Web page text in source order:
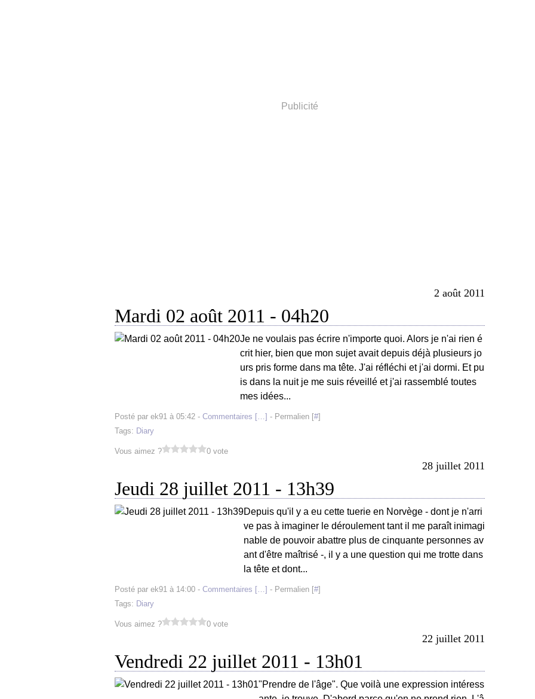
Publicité
2 août 2011
Mardi 02 août 2011 - 04h20
Je ne voulais pas écrire n'importe quoi. Alors je n'ai rien é
crit hier, bien que mon sujet avait depuis déjà plusieurs jo
urs pris forme dans ma tête. J'ai réfléchi et j'ai dormi. Et pu
is dans la nuit je me suis réveillé et j'ai rassemblé toutes
mes idées...
Posté par ek91 à 05:42 - Commentaires […] - Permalien [#]
Tags: Diary
Vous aimez ? 0 vote
28 juillet 2011
Jeudi 28 juillet 2011 - 13h39
Depuis qu'il y a eu cette tuerie en Norvège - dont je n'arri
ve pas à imaginer le déroulement tant il me paraît inimagi
nable de pouvoir abattre plus de cinquante personnes av
ant d'être maîtrisé -, il y a une question qui me trotte dans
la tête et dont...
Posté par ek91 à 14:00 - Commentaires […] - Permalien [#]
Tags: Diary
Vous aimez ? 0 vote
22 juillet 2011
Vendredi 22 juillet 2011 - 13h01
"Prendre de l'âge". Que voilà une expression intéress